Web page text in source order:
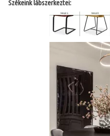
Székeink lábszerkeztei: